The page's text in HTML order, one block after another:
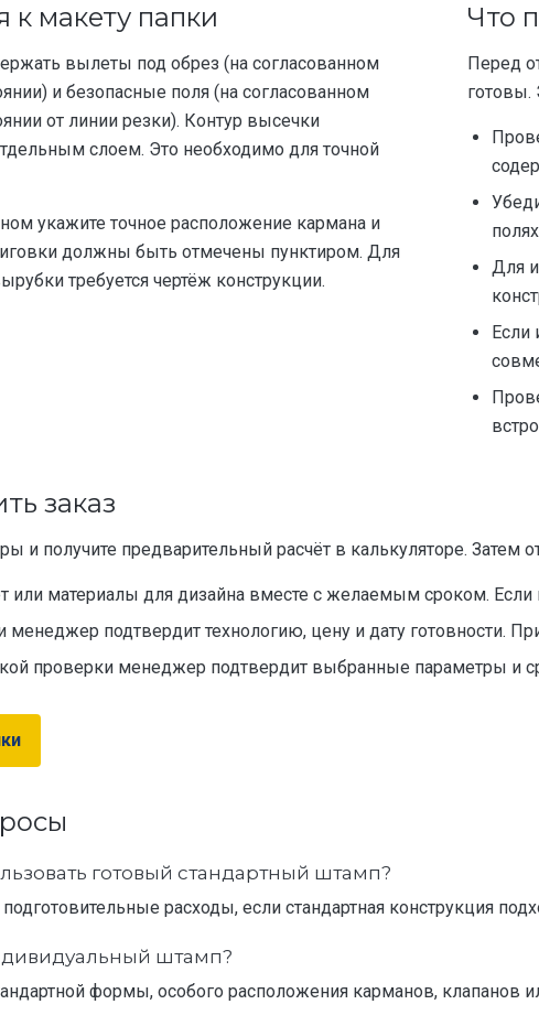
к макету папки
вылеты под обрез (на согласованном
и безопасные поля (на согласованном
от линии резки). Контур высечки
слоем. Это необходимо для точной
укажите точное расположение кармана и
должны быть отмечены пунктиром. Для
требуется чертёж конструкции.
Что
Перед
готовы.
Для
Если
заказ
и получите предварительный расчёт в калькуляторе. Затем
или материалы для дизайна вместе с желаемым сроком.
менеджер подтвердит технологию, цену и дату готовности.
проверки менеджер подтвердит выбранные параметры и
готовый стандартный штамп?
расходы, если стандартная конструкция
штамп?
формы, особого расположения карманов, клапанов